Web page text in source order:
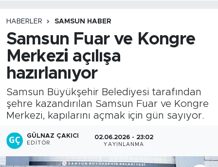
HABERLER SAMSUN HABER
Samsun Fuar ve Kongre
Merkezi açılışa
hazırlanıyor
Samsun Büyükşehir Belediyesi tarafından
şehre kazandırılan Samsun Fuar ve Kongre
Merkezi, kapılarını açmak için gün sayıyor.
GÜLNAZ ÇAKICI
EDITÖR
02.06.2026 - 23:02
YAYINLANMA
Son Dakika Haberleri
Haber Arşivi